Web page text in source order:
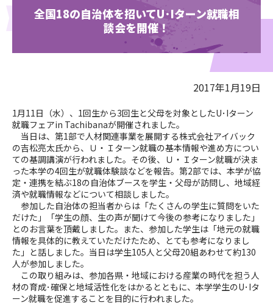
全国18の自治体を招いてU･Iターン就職相
談会を開催！
2017年1月19日
1月11日（水）、1回生から3回生と父母を対象としたU･Iターン
就職フェアin Tachibanaが開催されました。
当日は、第1部で人材関連事業を展開する株式会社アイバック
の吉松亮太氏から、Ｕ・Ｉターン就職の基本情報や進め方につい
ての基調講演が行われました。その後、Ｕ・Ｉターン就職が決ま
った本学の4回生が就職体験談などを報告。第2部では、本学が協
定・連携を結ぶ18の自治体ブースを学生・父母が訪問し、地域経
済や就職情報などについて相談しました。
参加した自治体の担当者からは「たくさんの学生に質問をいた
だけた」「学生の顔、生の声が聞けて今後の参考になりました」
とのお言葉を頂戴しました。また、参加した学生は「地元の就職
情報を具体的に教えていただけたため、とても参考になりまし
た」と話しました。当日は学生105人と父母20組あわせて約130
人が参加しました。
この取り組みは、参加各県・地域における産業の時代を担う人
材の育成･確保と地域活性化をはかるとともに、本学学生のU･Iタ
ーン就職を促進することを目的に行われました。